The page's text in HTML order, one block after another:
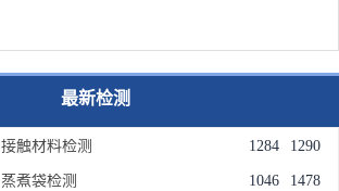
最新检测
1290
接触材料检测 1284
1478
蒸煮袋检测 1046